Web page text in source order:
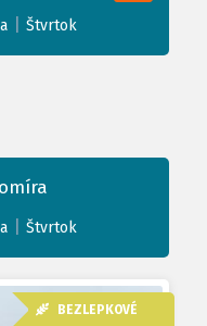
Štvrtok
Štvrtok
BEZLEPKOVÉ